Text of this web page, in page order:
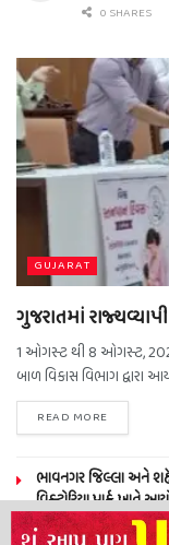
0 SHARES
GUJARAT
ગુજરાતમાં
1 ઓગસ્ટ થી 8 ઓગસ્ટ,
બાળ વિકાસ વિભાગ દ્વારા
READ MORE
ભાવનગર જિલ્લા અને
વિક્ટોરિયા પાર્ક ખાતે
સરસીયા ગામ ની